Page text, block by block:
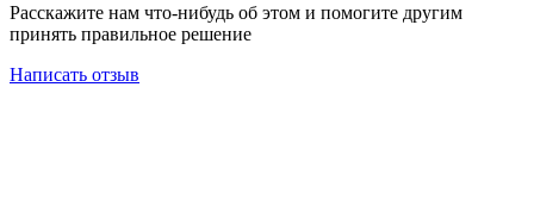
Расскажите нам что-нибудь об этом и помогите другим
принять правильное решение
Написать отзыв